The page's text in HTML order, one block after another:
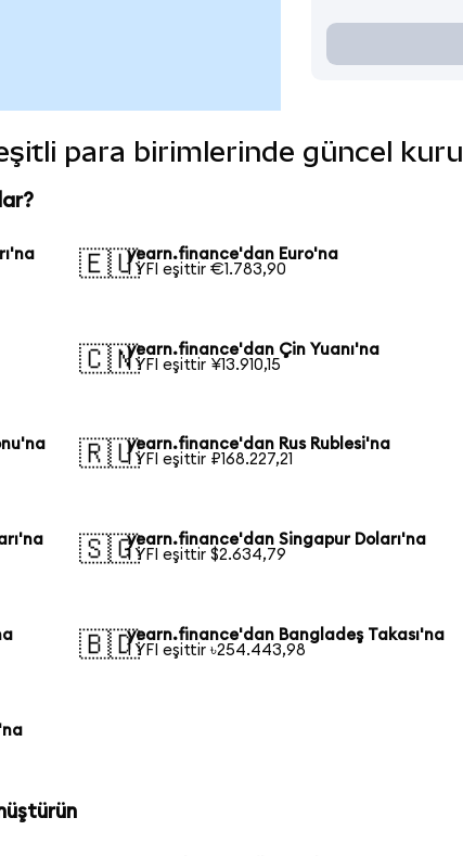
para birimlerinde güncel kuru
🇪🇺yearn.finance'dan Euro'na
1 YFI eşittir €1.783,90
🇨🇳yearn.finance'dan Çin Yuanı'na
1 YFI eşittir ¥13.910,15
🇷🇺yearn.finance'dan Rus Rublesi'na
1 YFI eşittir ₽168.227,21
🇸🇬yearn.finance'dan Singapur Doları'na
1 YFI eşittir $2.634,79
🇧🇩yearn.finance'dan Bangladeş Takası'na
1 YFI eşittir ৳254.443,98